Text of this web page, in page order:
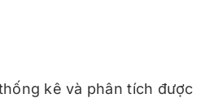
kê và phân tích được